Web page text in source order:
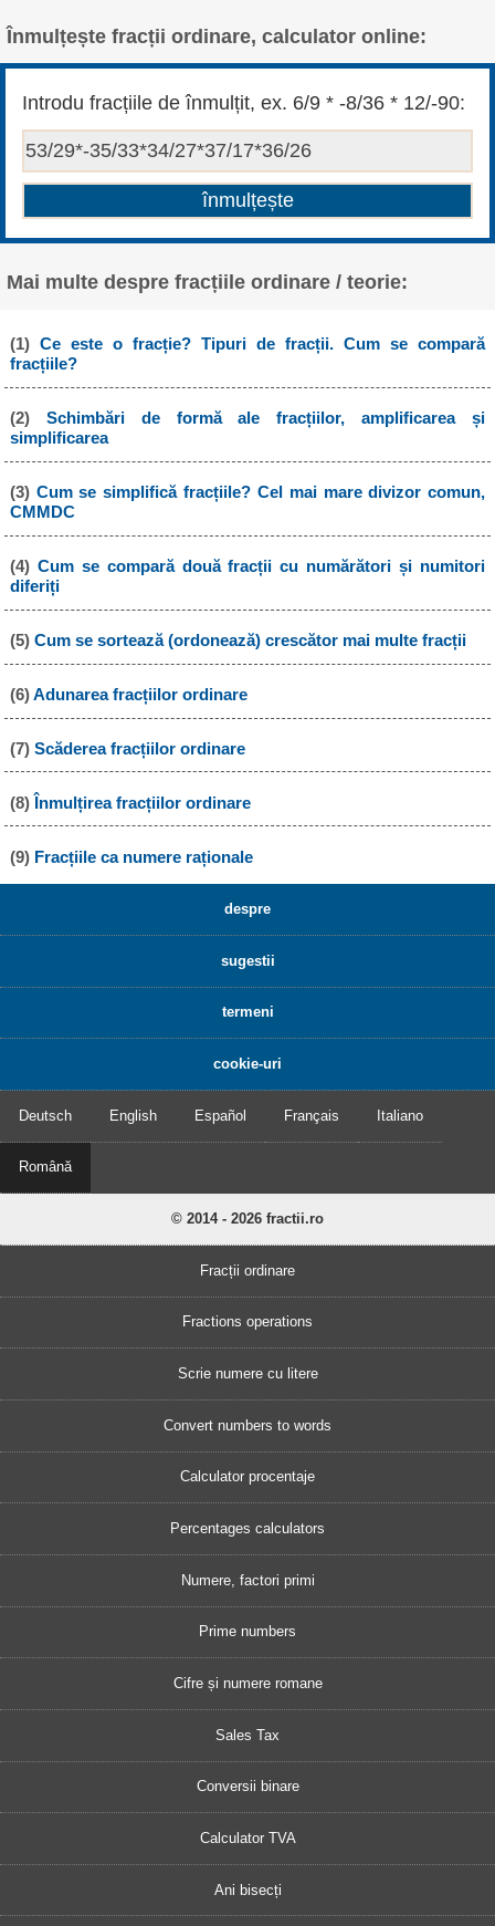
Înmulțește fracții ordinare, calculator online:
Introdu fracțiile de înmulțit, ex. 6/9 * -8/36 * 12/-90:
Mai multe despre fracțiile ordinare / teorie:
(1) Ce este o fracție? Tipuri de fracții. Cum se compară
fracțiile?
(2) Schimbări de formă ale fracțiilor, amplificarea și
simplificarea
(3) Cum se simplifică fracțiile? Cel mai mare divizor comun,
CMMDC
(4) Cum se compară două fracții cu numărători și numitori
diferiți
(5) Cum se sortează (ordonează) crescător mai multe fracții
(6)Adunarea fracțiilor ordinare
(7) Scăderea fracțiilor ordinare
(8) Înmulțirea fracțiilor ordinare
(9) Fracțiile ca numere raționale
despre
sugestii
termeni
cookie-uri
Deutsch English Español Français Italiano
Română
© 2014 - 2026 fractii.ro
Fracții ordinare
Fractions operations
Scrie numere cu litere
Convert numbers to words
Calculator procentaje
Percentages calculators
Numere, factori primi
Prime numbers
Cifre și numere romane
Sales Tax
Conversii binare
Calculator TVA
Ani bisecți